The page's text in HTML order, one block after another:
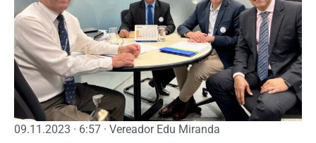
09.11.2023 · 6:57 · Vereador Edu Miranda